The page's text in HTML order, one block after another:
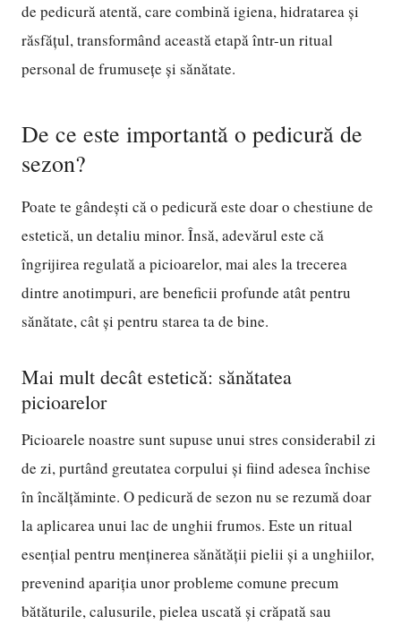
de pedicură atentă, care combină igiena, hidratarea și
răsfățul, transformând această etapă într-un ritual
personal de frumusețe și sănătate.
De ce este importantă o pedicură de
sezon?
Poate te gândești că o pedicură este doar o chestiune de
estetică, un detaliu minor. Însă, adevărul este că
îngrijirea regulată a picioarelor, mai ales la trecerea
dintre anotimpuri, are beneficii profunde atât pentru
sănătate, cât și pentru starea ta de bine.
Mai mult decât estetică: sănătatea
picioarelor
Picioarele noastre sunt supuse unui stres considerabil zi
de zi, purtând greutatea corpului și fiind adesea închise
în încălțăminte. O pedicură de sezon nu se rezumă doar
la aplicarea unui lac de unghii frumos. Este un ritual
esențial pentru menținerea sănătății pielii și a unghiilor,
prevenind apariția unor probleme comune precum
bătăturile, calusurile, pielea uscată și crăpată sau